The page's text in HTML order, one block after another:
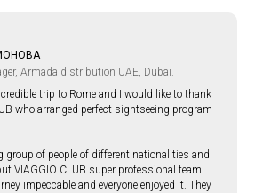
Armada distribution UAE, Dubai.
trip to Rome and I would like to thank
who arranged perfect sightseeing program
group of people of different nationalities and
VIAGGIO CLUB super professional team
impeccable and everyone enjoyed it. They